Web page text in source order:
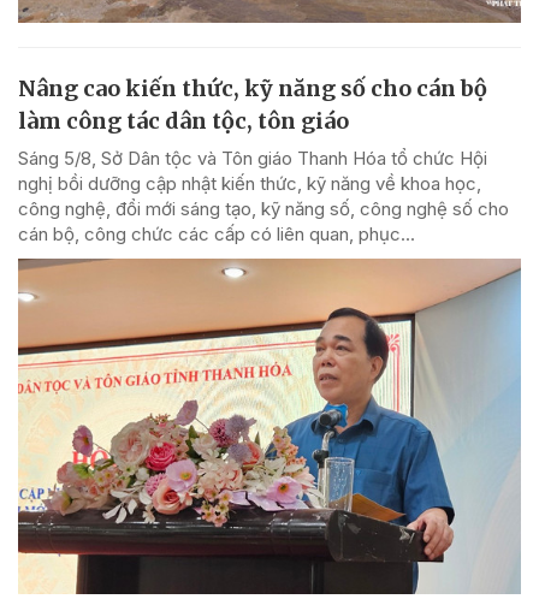
Nâng cao kiến thức, kỹ năng số cho cán bộ
làm công tác dân tộc, tôn giáo
Sáng 5/8, Sở Dân tộc và Tôn giáo Thanh Hóa tổ chức Hội
nghị bồi dưỡng cập nhật kiến thức, kỹ năng về khoa học,
công nghệ, đổi mới sáng tạo, kỹ năng số, công nghệ số cho
cán bộ, công chức các cấp có liên quan, phục...